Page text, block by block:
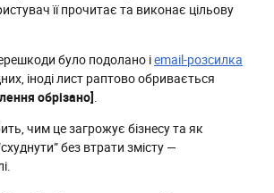
і вберегти його від обрізання?
її прочитає та виконає цільову
було подолано іemail-розсилка
іноді лист раптово обривається
обрізано].
чим це загрожує бізнесу та як
без втрати змісту —